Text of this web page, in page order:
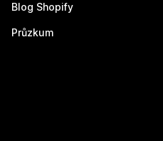
Blog Shopify
Průzkum